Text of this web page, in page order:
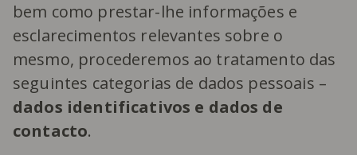
bem como prestar-lhe informações e
esclarecimentos relevantes sobre o
mesmo, procederemos ao tratamento das
seguintes categorias de dados pessoais –
dados identificativos e dados de
contacto.